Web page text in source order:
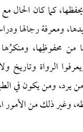
يحفظها، كما كان
ومعرفة
من محفوظِها،
الرواة وتاريخ
ومن يكون في
ذلك من الأمور